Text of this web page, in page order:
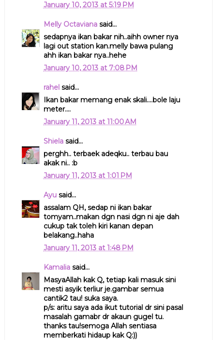
January 10, 2013 at 5:19 PM
Melly Octavianasaid...
sedapnya ikan bakar nih..aihh owner nya
lagi out station kan.melly bawa pulang
ahh ikan bakar nya..hehe
January 10, 2013 at 7:08 PM
rahelsaid...
Ikan bakar memang enak skali....bole laju
meter....
January 11, 2013 at 11:00 AM
Shielasaid...
perghh.. terbaek adeqku.. terbau bau
akak ni.. :b
January 11, 2013 at 1:01 PM
Ayusaid...
assalam QH, sedap ni ikan bakar
tomyam..makan dgn nasi dgn ni aje dah
cukup tak toleh kiri kanan depan
belakang..haha
January 11, 2013 at 1:48 PM
Kamaliasaid...
MasyaAllah kak Q, tetiap kali masuk sini
mesti asyik terliur je.gambar semua
cantik2 tau! suka saya.
p/s: aritu saya ada ikut tutorial dr sini pasal
masalah gamabr dr akaun gugel tu.
thanks tau!semoga Allah sentiasa
memberkati hidaup kak Q:))